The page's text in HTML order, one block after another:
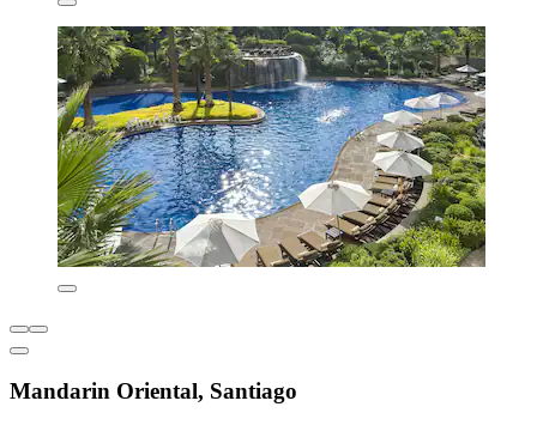
Mandarin Oriental, Santiago